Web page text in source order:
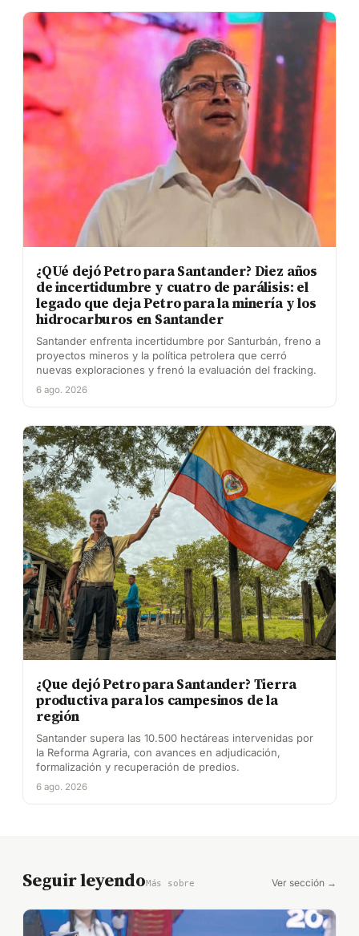
¿QUé dejó Petro para Santander? Diez años
de incertidumbre y cuatro de parálisis: el
legado que deja Petro para la minería y los
hidrocarburos en Santander
Santander enfrenta incertidumbre por Santurbán, freno a
proyectos mineros y la política petrolera que cerró
nuevas exploraciones y frenó la evaluación del fracking.
6 ago. 2026
¿Que dejó Petro para Santander? Tierra
productiva para los campesinos de la
región
Santander supera las 10.500 hectáreas intervenidas por
la Reforma Agraria, con avances en adjudicación,
formalización y recuperación de predios.
6 ago. 2026
Seguir leyendoMás sobre Ver sección →